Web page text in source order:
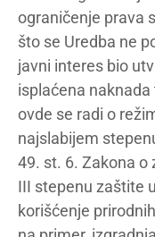
ograničenje prava
što se Uredba ne
javni interes bio
isplaćena
ovde se radi o
najslabijem
49. st. 6. Zakona o
III stepenu zaštite
korišćenje